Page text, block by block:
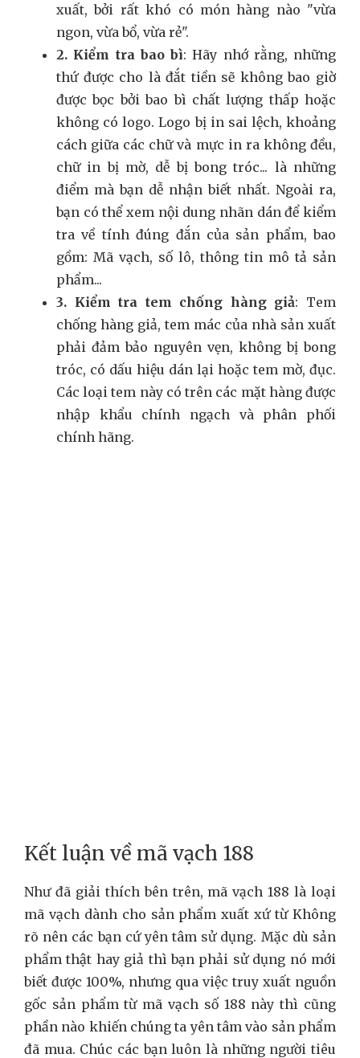
xuất, bởi rất khó có món hàng nào "vừa
ngon, vừa bổ, vừa rẻ".
2. Kiểm tra bao bì: Hãy nhớ rằng, những
thứ được cho là đắt tiền sẽ không bao giờ
được bọc bởi bao bì chất lượng thấp hoặc
không có logo. Logo bị in sai lệch, khoảng
cách giữa các chữ và mực in ra không đều,
chữ in bị mờ, dễ bị bong tróc... là những
điểm mà bạn dễ nhận biết nhất. Ngoài ra,
bạn có thể xem nội dung nhãn dán để kiểm
tra về tính đúng đắn của sản phẩm, bao
gồm: Mã vạch, số lô, thông tin mô tả sản
phẩm...
3. Kiểm tra tem chống hàng giả: Tem
chống hàng giả, tem mác của nhà sản xuất
phải đảm bảo nguyên vẹn, không bị bong
tróc, có dấu hiệu dán lại hoặc tem mờ, đục.
Các loại tem này có trên các mặt hàng được
nhập khẩu chính ngạch và phân phối
chính hãng.
Kết luận về mã vạch 188
Như đã giải thích bên trên, mã vạch 188 là loại
mã vạch dành cho sản phẩm xuất xứ từ Không
rõ nên các bạn cứ yên tâm sử dụng. Mặc dù sản
phẩm thật hay giả thì bạn phải sử dụng nó mới
biết được 100%, nhưng qua việc truy xuất nguồn
gốc sản phẩm từ mã vạch số 188 này thì cũng
phần nào khiến chúng ta yên tâm vào sản phẩm
đã mua. Chúc các bạn luôn là những người tiêu